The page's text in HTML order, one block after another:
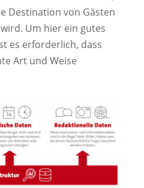
Destination von Gästen
Um hier ein gutes
es erforderlich, dass
Art und Weise